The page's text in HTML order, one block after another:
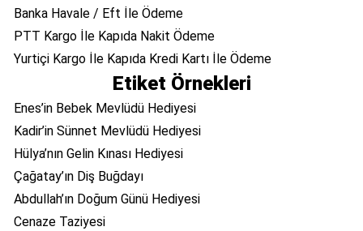
Banka Havale / Eft İle Ödeme
PTT Kargo İle Kapıda Nakit Ödeme
Yurtiçi Kargo İle Kapıda Kredi Kartı İle Ödeme
Etiket Örnekleri
Enes’in Bebek Mevlüdü Hediyesi
Kadir’in Sünnet Mevlüdü Hediyesi
Hülya’nın Gelin Kınası Hediyesi
Çağatay’ın Diş Buğdayı
Abdullah’ın Doğum Günü Hediyesi
Cenaze Taziyesi